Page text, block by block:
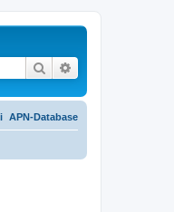
Suche
APN-Database